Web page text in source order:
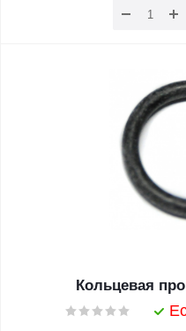
Кольцевая